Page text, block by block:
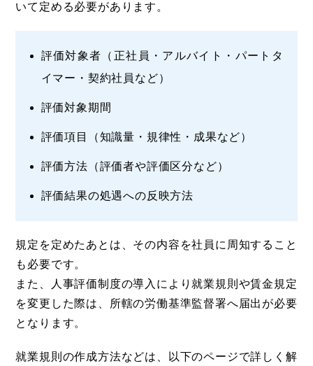
いて定める必要があります。
評価対象者（正社員・アルバイト・パートタ
イマー・契約社員など）
評価対象期間
評価項目（知識量・規律性・成果など）
評価方法（評価者や評価区分など）
評価結果の処遇への反映方法
規定を定めたあとは、その内容を社員に周知すること
も必要です。
また、人事評価制度の導入により就業規則や賃金規定
を変更した際は、所轄の労働基準監督署へ届出が必要
となります。
就業規則の作成方法などは、以下のページで詳しく解